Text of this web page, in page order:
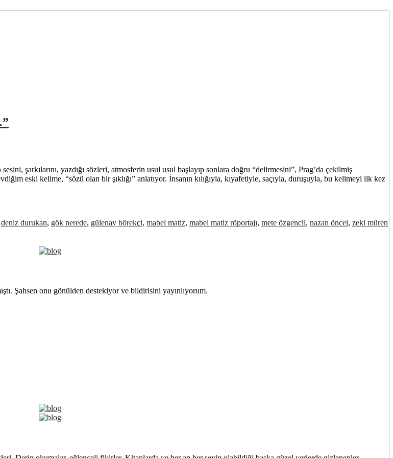
şarkılarını, yazdığı sözleri, atmosferin usul usul başlayıp sonlara doğru “delirmesini”, Prag’da çekilmiş
eski kelime, “sözü olan bir şıklığı” anlatıyor. İnsanın kılığıyla, kıyafetiyle, saçıyla, duruşuyla, bu kelimeyi ilk kez
deniz durukan, gök nerede, gülenay börekçi, mabel matiz, mabel matiz röportajı, mete özgencil, nazan öncel, zeki müren
Şahsen onu gönülden destekiyor ve bildirisini yayınlıyorum.